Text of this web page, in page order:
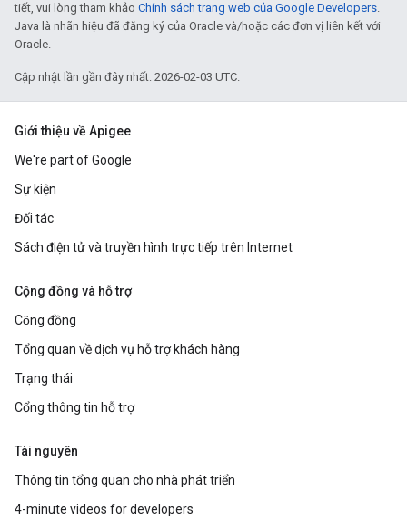
tiết, vui lòng tham khảo Chính sách trang web của Google Developers.
Java là nhãn hiệu đã đăng ký của Oracle và/hoặc các đơn vị liên kết với
Oracle.
Cập nhật lần gần đây nhất: 2026-02-03 UTC.
Giới thiệu về Apigee
We're part of Google
Sự kiện
Đối tác
Sách điện tử và truyền hình trực tiếp trên Internet
Cộng đồng và hỗ trợ
Cộng đồng
Tổng quan về dịch vụ hỗ trợ khách hàng
Trạng thái
Cổng thông tin hỗ trợ
Tài nguyên
Thông tin tổng quan cho nhà phát triển
4-minute videos for developers